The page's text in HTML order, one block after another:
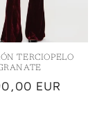
TERCIOPELO
EUR